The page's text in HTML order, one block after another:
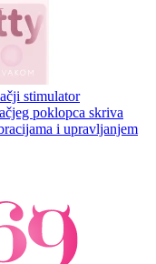
stimulator
poklopca skriva
i upravljanjem